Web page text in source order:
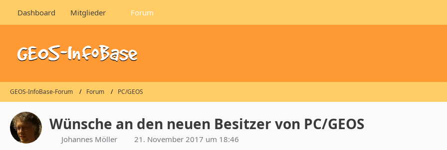
Dashboard Mitglieder Forum
GEOS-InfoBase-Forum Forum PC/GEOS
Wünsche an den neuen Besitzer von PC/GEOS
Johannes Möller 21. November 2017 um 18:46